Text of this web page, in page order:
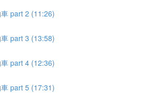
part 2 (11:26)
part 3 (13:58)
part 4 (12:36)
part 5 (17:31)